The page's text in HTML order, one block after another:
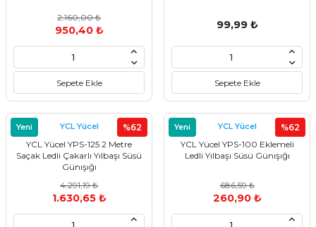
2.160,00 ₺
950,40 ₺
Sepete Ekle
99,99 ₺
Sepete Ekle
%62
Yeni YCL Yücel
YCL Yücel YPS-125 2 Metre
Saçak Ledli Çakarlı Yılbaşı Süsü
Günışığı
4.291,19 ₺
1.630,65 ₺
%62
Yeni YCL Yücel
YCL Yücel YPS-100 Eklemeli
Ledli Yılbaşı Süsü Günışığı
686,59 ₺
260,90 ₺